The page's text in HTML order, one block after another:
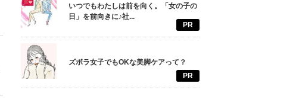
いつでもわたしは前を向く。「女の子の
日」を前向きに♪社...
PR
ズボラ女子でもOKな美脚ケアって？
PR